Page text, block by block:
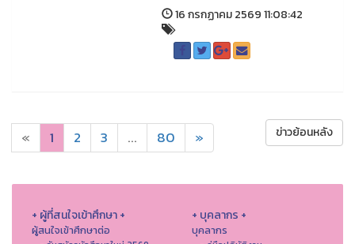
16 กรกฏาคม 2569 11:08:42
« 1 2 3 ... 80 » ข่าวย้อนหลัง
+ ผู้ที่สนใจเข้าศึกษา +
ผู้สนใจเข้าศึกษาต่อ
+ บุคลากร +
บุคลากร